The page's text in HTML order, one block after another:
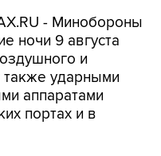
- Минобороны
ночи 9 августа
и
также ударными
аппаратами
портах и в